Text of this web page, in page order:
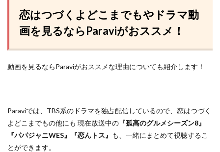
恋はつづくよどこまでもやドラマ動
画を見るならParaviがおススメ！
動画を見るならParaviがおススメな理由についても紹介します！
Paraviでは、TBS系のドラマを独占配信しているので、恋はつづく
よどこまでもの他にも 現在放送中の 『孤高のグルメシーズン8』
『パパジャニWES』『恋んトス』 も、一緒にまとめて視聴するこ
とができます。